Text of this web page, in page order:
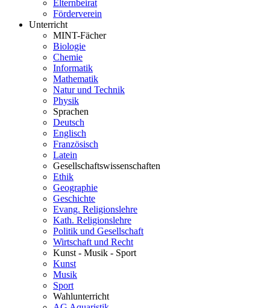
Elternbeirat
Förderverein
Unterricht
MINT-Fächer
Biologie
Chemie
Informatik
Mathematik
Natur und Technik
Physik
Sprachen
Deutsch
Englisch
Französisch
Latein
Gesellschaftswissenschaften
Ethik
Geographie
Geschichte
Evang. Religionslehre
Kath. Religionslehre
Politik und Gesellschaft
Wirtschaft und Recht
Kunst - Musik - Sport
Kunst
Musik
Sport
Wahlunterricht